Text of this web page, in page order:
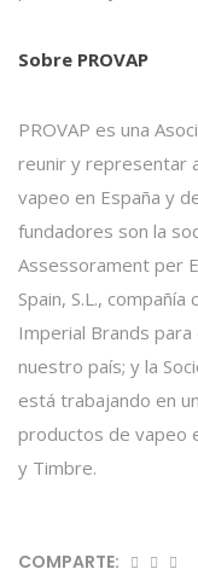
Sobre PROVAP
PROVAP es una
reunir y representar
vapeo en España y
fundadores son la
Assessorament per
Spain, S.L.,
Imperial Brands
nuestro país; y la
está trabajando en
productos de vapeo
y Timbre.
COMPARTE: